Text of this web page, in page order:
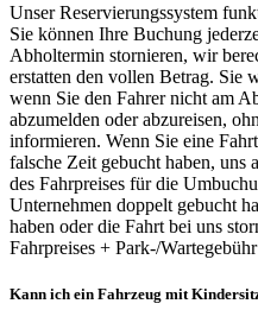
Unser Reservierungssystem
Sie können Ihre Buchung
Abholtermin stornieren, wir
erstatten den vollen Betrag. Sie
wenn Sie den Fahrer nicht am
abzumelden oder abzureisen,
informieren. Wenn Sie eine
falsche Zeit gebucht haben, uns
des Fahrpreises für die
Unternehmen doppelt gebucht
haben oder die Fahrt bei uns
Fahrpreises + Park-/Wartegebühr
Kann ich ein Fahrzeug mit